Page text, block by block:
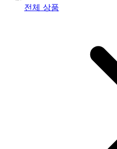
전체 상품